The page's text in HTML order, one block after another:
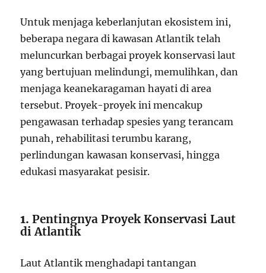
Untuk menjaga keberlanjutan ekosistem ini,
beberapa negara di kawasan Atlantik telah
meluncurkan berbagai proyek konservasi laut
yang bertujuan melindungi, memulihkan, dan
menjaga keanekaragaman hayati di area
tersebut. Proyek-proyek ini mencakup
pengawasan terhadap spesies yang terancam
punah, rehabilitasi terumbu karang,
perlindungan kawasan konservasi, hingga
edukasi masyarakat pesisir.
1.Pentingnya Proyek Konservasi Laut
di Atlantik
Laut Atlantik menghadapi tantangan